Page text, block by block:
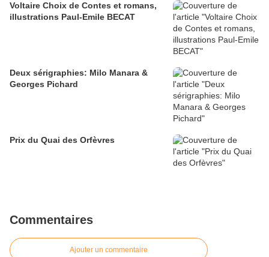
Voltaire Choix de Contes et romans,
illustrations Paul-Emile BECAT
Deux sérigraphies: Milo Manara &
Georges Pichard
Prix du Quai des Orfèvres
Commentaires
Ajouter un commentaire